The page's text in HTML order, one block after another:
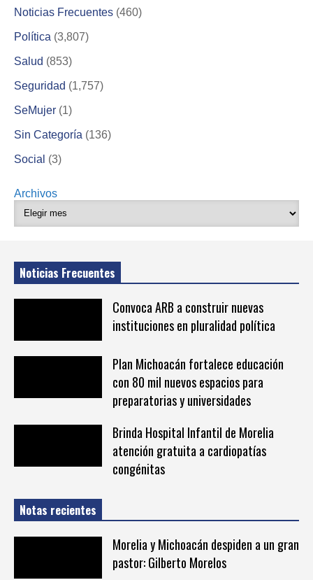
Noticias Frecuentes (460)
Política (3,807)
Salud (853)
Seguridad (1,757)
SeMujer (1)
Sin Categoría (136)
Social (3)
Archivos
Noticias Frecuentes
Convoca ARB a construir nuevas
instituciones en pluralidad política
Plan Michoacán fortalece educación
con 80 mil nuevos espacios para
preparatorias y universidades
Brinda Hospital Infantil de Morelia
atención gratuita a cardiopatías
congénitas
Notas recientes
Morelia y Michoacán despiden a un gran
pastor: Gilberto Morelos